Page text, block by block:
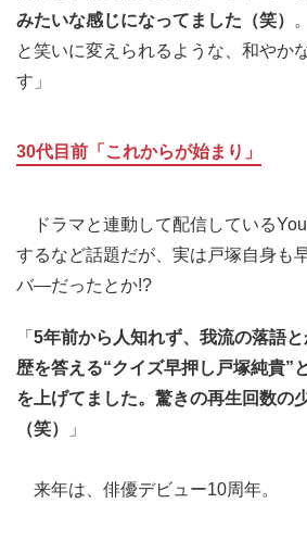
みたいな感じになってました（笑）
と笑いに変えられるような、和やか
す」
30代目前「これからが始まり」
ドラマと連動して配信している
するなど話題だが、実は戸塚自身も
バ―だったとか!?
「 5年前から人知れず、我流の落語
歴を答える“クイズ早押し戸塚純貴”
を上げてました。驚きの再生回数の
（笑）
」
来年は、俳優デビュー10周年。